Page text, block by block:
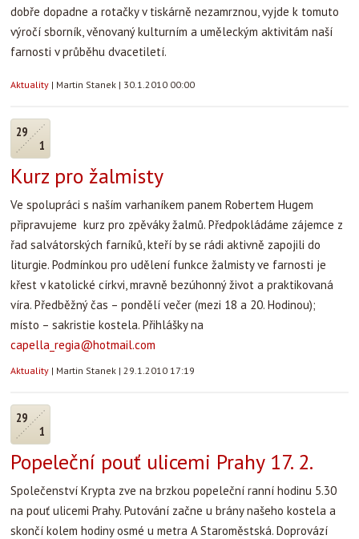
dobře dopadne a rotačky v tiskárně nezamrznou, vyjde k tomuto
výročí sborník, věnovaný kulturním a uměleckým aktivitám naší
farnosti v průběhu dvacetiletí.
Aktuality | Martin Stanek | 30.1.2010 00:00
29
1
Kurz pro žalmisty
Ve spolupráci s naším varhaníkem panem Robertem Hugem
připravujeme kurz pro zpěváky žalmů. Předpokládáme zájemce z
řad salvátorských farníků, kteří by se rádi aktivně zapojili do
liturgie. Podmínkou pro udělení funkce žalmisty ve farnosti je
křest v katolické církvi, mravně bezúhonný život a praktikovaná
víra. Předběžný čas – pondělí večer (mezi 18 a 20. Hodinou);
místo – sakristie kostela. Přihlášky na
capella_regia@hotmail.com
Aktuality | Martin Stanek | 29.1.2010 17:19
29
1
Popeleční pouť ulicemi Prahy 17. 2.
Společenství Krypta zve na brzkou popeleční ranní hodinu 5.30
na pouť ulicemi Prahy. Putování začne u brány našeho kostela a
skončí kolem hodiny osmé u metra A Staroměstská. Doprovází